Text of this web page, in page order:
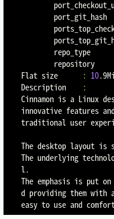
        port_git_hash
        repo_type
        repository
Flat size : 10
Description :
Cinnamon is a Linux
innovative features
traditional user
The desktop layout is
The underlying
l.
The emphasis is put
d providing them with